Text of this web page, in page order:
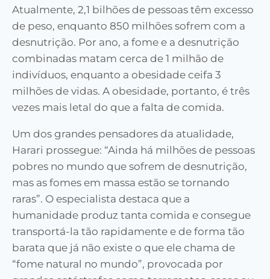
Atualmente, 2,1 bilhões de pessoas têm excesso
de peso, enquanto 850 milhões sofrem com a
desnutrição. Por ano, a fome e a desnutrição
combinadas matam cerca de 1 milhão de
indivíduos, enquanto a obesidade ceifa 3
milhões de vidas. A obesidade, portanto, é três
vezes mais letal do que a falta de comida.
Um dos grandes pensadores da atualidade,
Harari prossegue: “Ainda há milhões de pessoas
pobres no mundo que sofrem de desnutrição,
mas as fomes em massa estão se tornando
raras”. O especialista destaca que a
humanidade produz tanta comida e consegue
transportá-la tão rapidamente e de forma tão
barata que já não existe o que ele chama de
“fome natural no mundo”, provocada por